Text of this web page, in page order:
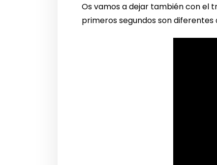
Os vamos a dejar también con el
primeros segundos son